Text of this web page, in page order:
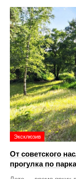
Эксклюзив
От советского
прогулка по